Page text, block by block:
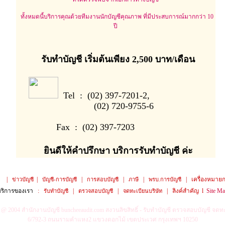
ทั้งหมดนี้บริการคุณด้วยทีมงานนักบัญชีคุณภาพ ที่มีประสบการณ์มากกว่า 10
ปี
รับทำบัญชี เริ่มต้นเพียง 2,500 บาท/เดือน
Tel : (02) 397-7201-2,
(02) 720-9755-6
Fax : (02) 397-7203
ยินดีให้คำปรึกษา บริการรับทำบัญชี ค่ะ
ข่าวบัญชี บัญชี-การบัญชี การสอบบัญชี ภาษี พรบ.การบัญชี เครื่องหมาย
การของเรา : รับทำบัญชี ตรวจสอบบัญชี จดทะเบียนบริษัท ลิงค์สำคัญ l Site
2004 สำนักงานบัญชี buncheeaudit.com สงวนลิขสิทธิ์ - รับทำบัญชี ตรวจสอบบัญชี จดท
6/792-3 ถนนรามคำแหง2 แขวงดอกไม้ เขตประเวศ กรุงเทพฯ 10250